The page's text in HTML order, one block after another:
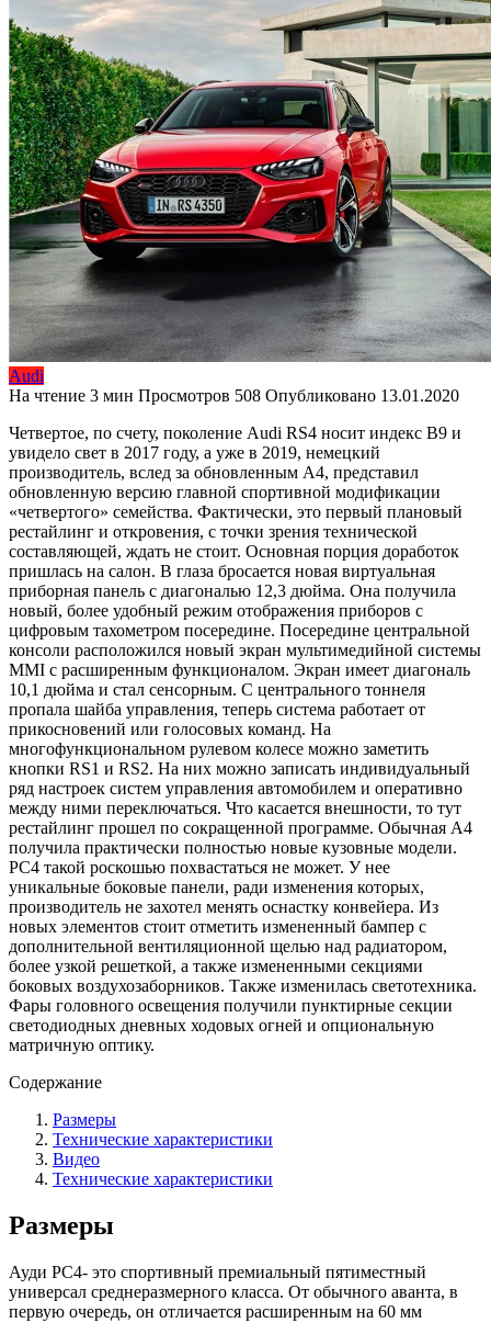
Audi
На чтение 3 мин Просмотров 508 Опубликовано 13.01.2020
Четвертое, по счету, поколение Audi RS4 носит индекс B9 и
увидело свет в 2017 году, а уже в 2019, немецкий
производитель, вслед за обновленным A4, представил
обновленную версию главной спортивной модификации
«четвертого» семейства. Фактически, это первый плановый
рестайлинг и откровения, с точки зрения технической
составляющей, ждать не стоит. Основная порция доработок
пришлась на салон. В глаза бросается новая виртуальная
приборная панель с диагональю 12,3 дюйма. Она получила
новый, более удобный режим отображения приборов с
цифровым тахометром посередине. Посередине центральной
консоли расположился новый экран мультимедийной системы
MMI с расширенным функционалом. Экран имеет диагональ
10,1 дюйма и стал сенсорным. С центрального тоннеля
пропала шайба управления, теперь система работает от
прикосновений или голосовых команд. На
многофункциональном рулевом колесе можно заметить
кнопки RS1 и RS2. На них можно записать индивидуальный
ряд настроек систем управления автомобилем и оперативно
между ними переключаться. Что касается внешности, то тут
рестайлинг прошел по сокращенной программе. Обычная А4
получила практически полностью новые кузовные модели.
РС4 такой роскошью похвастаться не может. У нее
уникальные боковые панели, ради изменения которых,
производитель не захотел менять оснастку конвейера. Из
новых элементов стоит отметить измененный бампер с
дополнительной вентиляционной щелью над радиатором,
более узкой решеткой, а также измененными секциями
боковых воздухозаборников. Также изменилась светотехника.
Фары головного освещения получили пунктирные секции
светодиодных дневных ходовых огней и опциональную
матричную оптику.
Содержание
Размеры
Технические характеристики
Видео
Технические характеристики
Размеры
Ауди РС4- это спортивный премиальный пятиместный
универсал среднеразмерного класса. От обычного аванта, в
первую очередь, он отличается расширенным на 60 мм